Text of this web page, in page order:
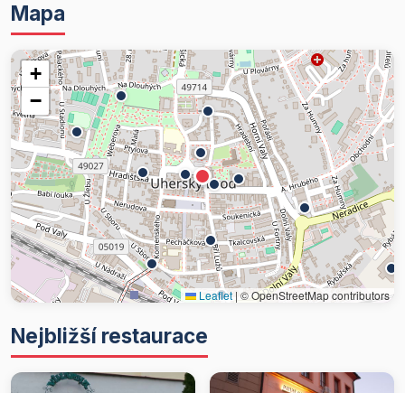
Mapa
+
−
Leaflet | © OpenStreetMap contributors
Nejbližší restaurace